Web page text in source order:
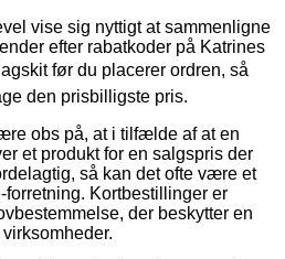
vise sig nyttigt at sammenligne
efter rabatkoder på Katrines
før du placerer ordren, så
den prisbilligste pris.
obs på, at i tilfælde af at en
et produkt for en salgspris der
så kan det ofte være et
Kortbestillinger er
der beskytter en